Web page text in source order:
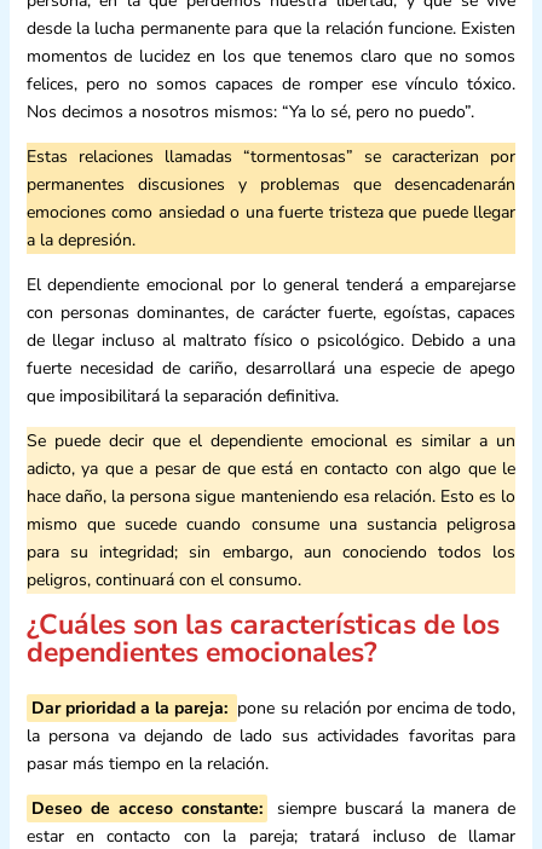
desde la lucha permanente para que la relación funcione. Existen
momentos de lucidez en los que tenemos claro que no somos
felices, pero no somos capaces de romper ese vínculo tóxico.
Nos decimos a nosotros mismos: “Ya lo sé, pero no puedo”.
Estas relaciones llamadas “tormentosas” se caracterizan por
permanentes discusiones y problemas que desencadenarán
emociones como ansiedad o una fuerte tristeza que puede llegar
a la depresión.
El dependiente emocional por lo general tenderá a emparejarse
con personas dominantes, de carácter fuerte, egoístas, capaces
de llegar incluso al maltrato físico o psicológico. Debido a una
fuerte necesidad de cariño, desarrollará una especie de apego
que imposibilitará la separación definitiva.
Se puede decir que el dependiente emocional es similar a un
adicto, ya que a pesar de que está en contacto con algo que le
hace daño, la persona sigue manteniendo esa relación. Esto es lo
mismo que sucede cuando consume una sustancia peligrosa
para su integridad; sin embargo, aun conociendo todos los
peligros, continuará con el consumo.
¿Cuáles son las características de los
dependientes emocionales?
Dar prioridad a la pareja: pone su relación por encima de todo,
la persona va dejando de lado sus actividades favoritas para
pasar más tiempo en la relación.
Deseo de acceso constante:
siempre buscará la manera de
estar en contacto con la pareja; tratará incluso de llamar